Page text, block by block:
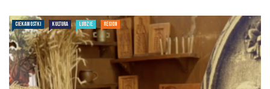
CIEKAWOSTKI KULTURA LUDZIE REGION